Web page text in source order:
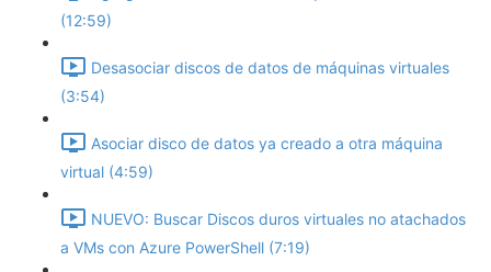
(12:59)
Desasociar discos de datos de máquinas virtuales
(3:54)
Asociar disco de datos ya creado a otra máquina
virtual (4:59)
NUEVO: Buscar Discos duros virtuales no atachados
a VMs con Azure PowerShell (7:19)